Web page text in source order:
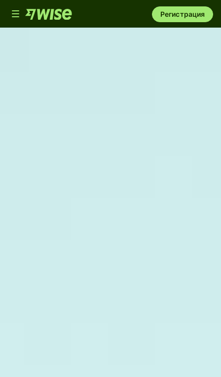
Toggle
navigation
Регистрация